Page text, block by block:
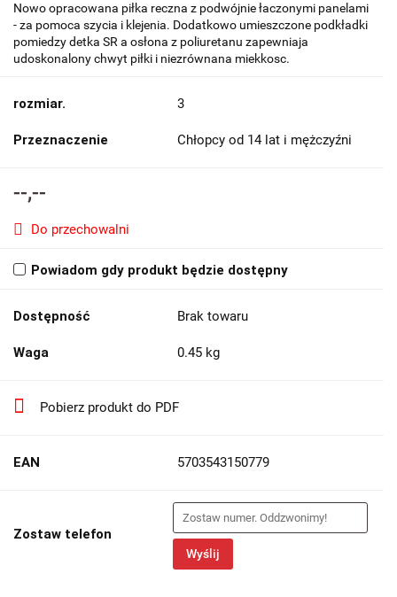
Nowo opracowana piłka reczna z podwójnie łaczonymi panelami
- za pomoca szycia i klejenia. Dodatkowo umieszczone podkładki
pomiedzy detka SR a osłona z poliuretanu zapewniaja
udoskonalony chwyt piłki i niezrównana miekkosc.
rozmiar. 3
Przeznaczenie Chłopcy od 14 lat i mężczyźni
--,--
Do przechowalni
Powiadom gdy produkt będzie dostępny
Dostępność Brak towaru
Waga 0.45 kg
Pobierz produkt do PDF
EAN 5703543150779
Zostaw telefon
Wyślij